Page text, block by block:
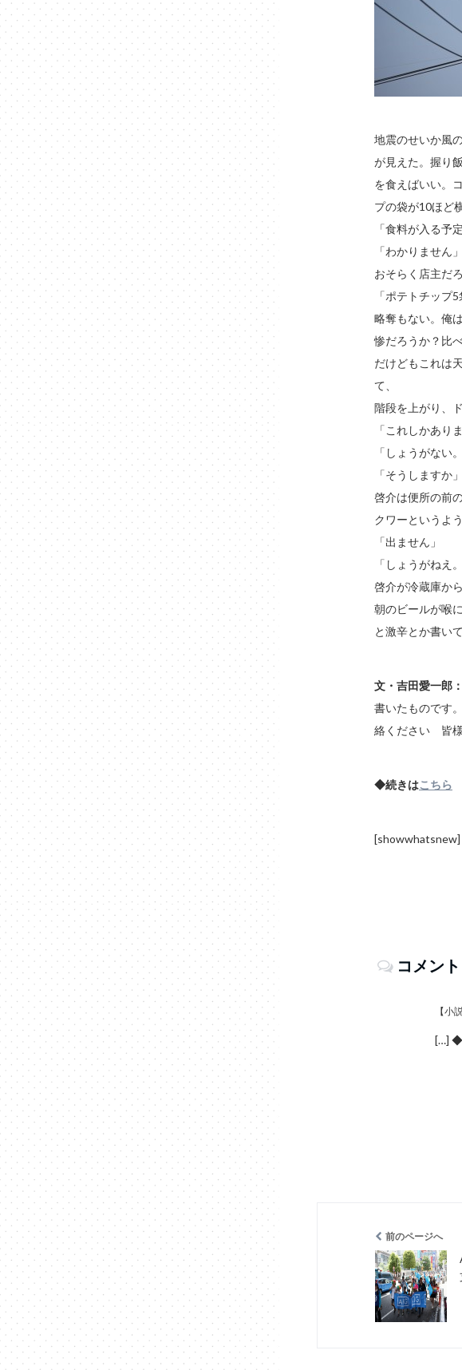
地震のせいか風
が見えた。握り
を食えばいい。
プの袋が10ほど
「食料が入る予
「わかりません
おそらく店主だ
「ポテトチップ5
略奪もない。俺
惨だろうか？比
だけどもこれは
て、
階段を上がり、
「これしかあり
「しょうがない
「そうしますか」
啓介は便所の前
クワーというよ
「出ません」
「しょうがねえ
啓介が冷蔵庫か
朝のビールが喉
と激辛とか書い
文・吉田愛一郎：
書いたものです
絡ください 皆様
◆続きはこちら
[showwhatsnew]
コメント
【小
[…] ◆
前のページへ